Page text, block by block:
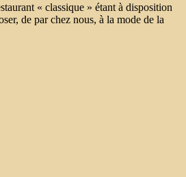
« classique » étant à disposition
de par chez nous, à la mode de la